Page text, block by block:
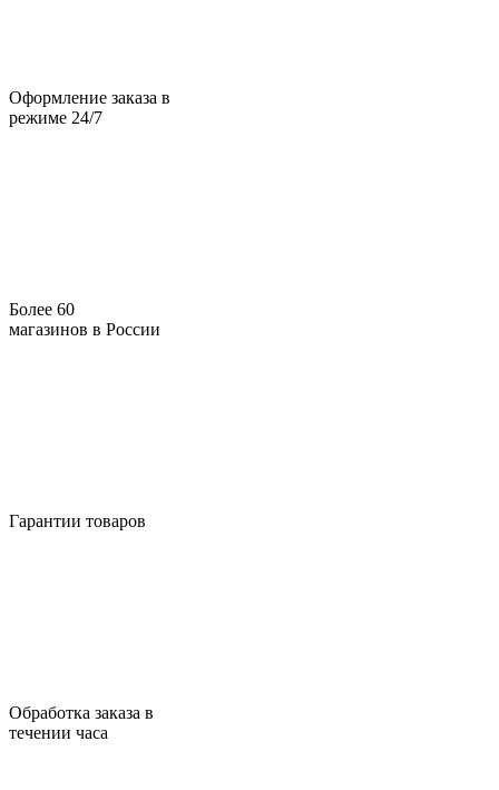
Оформление заказа в
режиме 24/7
Более 60
магазинов в России
Гарантии товаров
Обработка заказа в
течении часа